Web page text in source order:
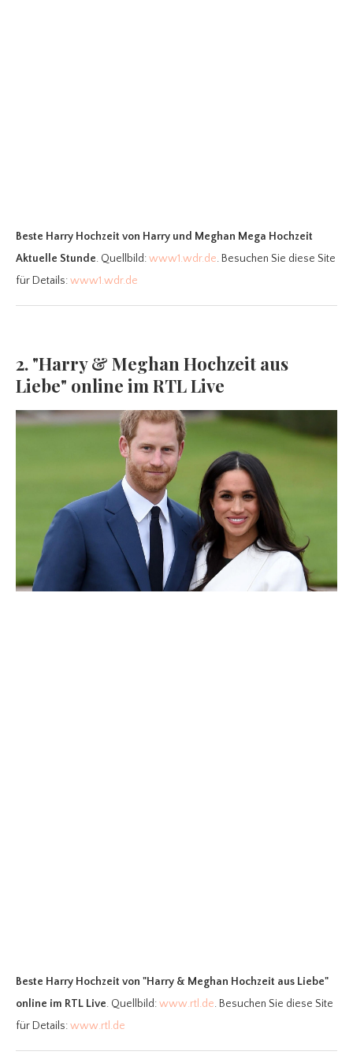
Beste Harry Hochzeit von Harry und Meghan Mega Hochzeit
Aktuelle Stunde. Quellbild:www1.wdr.de. Besuchen Sie diese Site
für Details:www1.wdr.de
2. "Harry & Meghan Hochzeit aus
Liebe" online im RTL Live
Beste Harry Hochzeit von "Harry & Meghan Hochzeit aus Liebe"
online im RTL Live. Quellbild:www.rtl.de. Besuchen Sie diese Site
für Details:www.rtl.de